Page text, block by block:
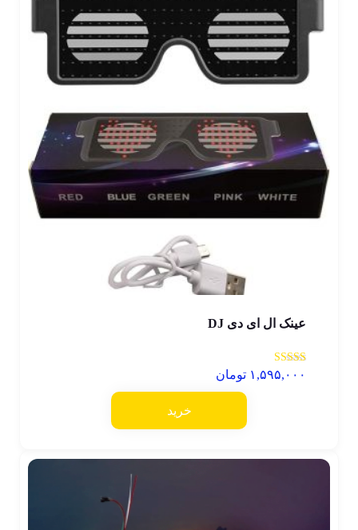
عینک ال ای دی DJ
نمره
۱,۵۹۵,۰۰۰ تومان
خرید